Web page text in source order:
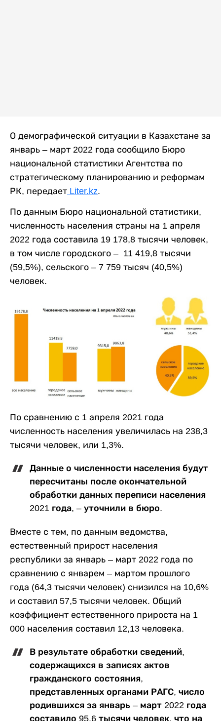
О демографической ситуации в Казахстане за
январь – март 2022 года сообщило Бюро
национальной статистики Агентства по
стратегическому планированию и реформам
РК, передает Liter.kz.
По данным Бюро национальной статистики,
численность населения страны на 1 апреля
2022 года составила 19 178,8 тысячи человек,
в том числе городского – 11 419,8 тысячи
(59,5%), сельского – 7 759 тысяч (40,5%)
человек.
По сравнению с 1 апреля 2021 года
численность населения увеличилась на 238,3
тысячи человек, или 1,3%.
Данные о численности населения будут
пересчитаны после окончательной
обработки данных переписи населения
2021 года, ‒ уточнили в бюро.
Вместе с тем, по данным ведомства,
естественный прирост населения
республики за январь – март 2022 года по
сравнению с январем – мартом прошлого
года (64,3 тысячи человек) снизился на 10,6%
и составил 57,5 тысячи человек. Общий
коэффициент естественного прироста на 1
000 населения составил 12,13 человека.
В результате обработки сведений,
содержащихся в записях актов
гражданского состояния,
представленных органами РАГС, число
родившихся за январь – март 2022 года
составило 95,6 тысячи человек, что на